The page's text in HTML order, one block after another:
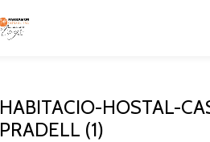
HABITACIO-HOSTAL-
PRADELL (1)